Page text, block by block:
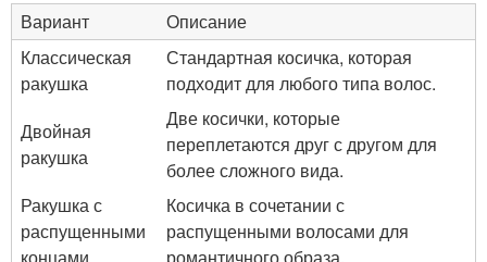
Вариант
Описание
Классическая
ракушка
Стандартная косичка, которая
подходит для любого типа волос.
Двойная
ракушка
Две косички, которые
переплетаются друг с другом для
более сложного вида.
Ракушка с
распущенными
Косичка в сочетании с
распущенными волосами для